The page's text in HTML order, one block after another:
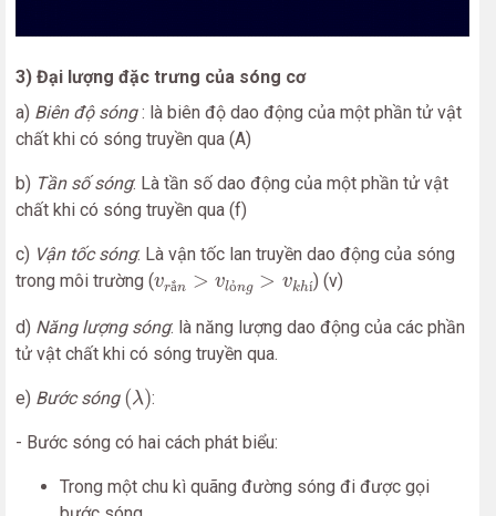
3) Đại lượng đặc trưng của sóng cơ
a) Biên độ sóng: là biên độ dao động của một phần tử vật
chất khi có sóng truyền qua (A)
b) Tần số sóng: Là tần số dao động của một phần tử vật
chất khi có sóng truyền qua (f)
c) Vận tốc sóng: Là vận tốc lan truyền dao động của sóng
trong môi trường (vrắn > vlỏng > vkhí
v ắ >v lỏn >v kh ) (v)
d) Năng lượng sóng: là năng lượng dao động của các phần
tử vật chất khi có sóng truyền qua.
e) Bước sóng (λ)
(λ ):
- Bước sóng có hai cách phát biểu:
Trong một chu kì quãng đường sóng đi được gọi